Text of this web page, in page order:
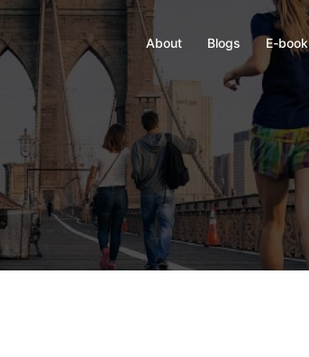
About Blogs E-book